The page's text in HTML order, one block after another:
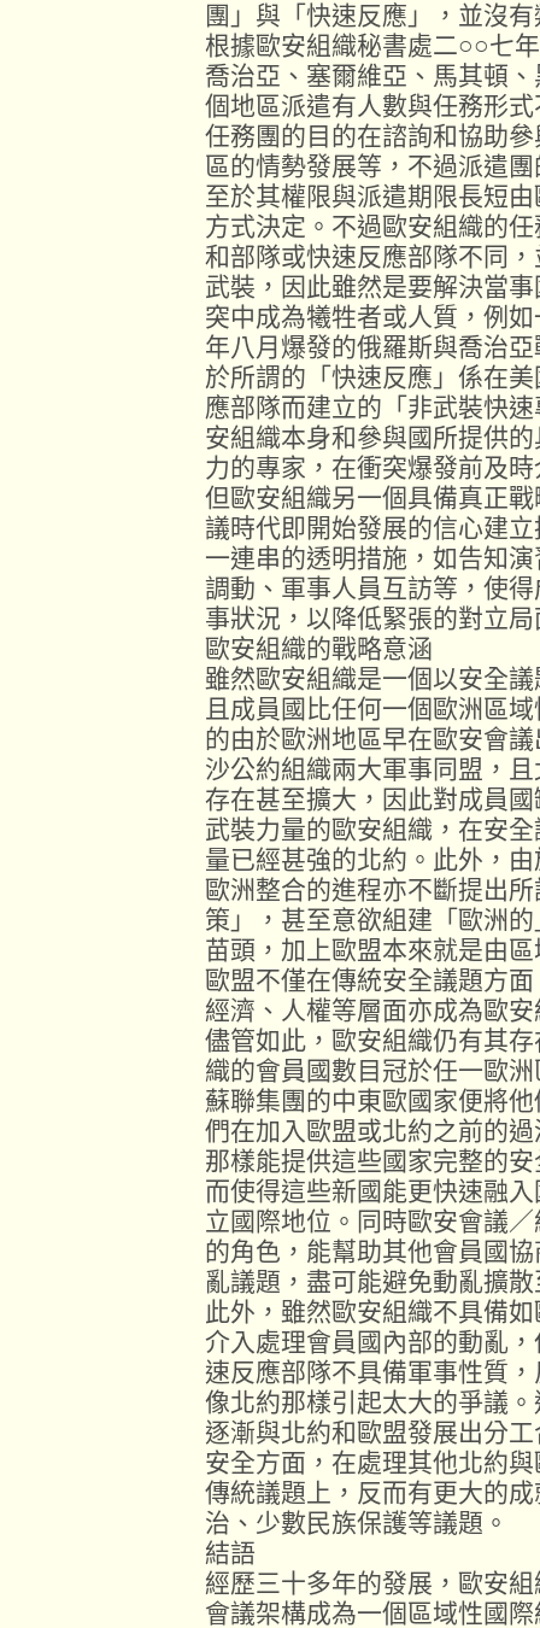
團」與「快速反應」，並沒
根據歐安組織秘書處二○○七
喬治亞、塞爾維亞、馬其頓
個地區派遣有人數與任務形
任務團的目的在諮詢和協助
區的情勢發展等，不過派遣
至於其權限與派遣期限長短
方式決定。不過歐安組織的
和部隊或快速反應部隊不同
武裝，因此雖然是要解決當
突中成為犧牲者或人質，例
年八月爆發的俄羅斯與喬治
於所謂的「快速反應」係在
應部隊而建立的「非武裝快
安組織本身和參與國所提供
力的專家，在衝突爆發前及
但歐安組織另一個具備真正
議時代即開始發展的信心建
一連串的透明措施，如告知
調動、軍事人員互訪等，使
事狀況，以降低緊張的對立局
歐安組織的戰略意涵
雖然歐安組織是一個以安全
且成員國比任何一個歐洲區
的由於歐洲地區早在歐安會
沙公約組織兩大軍事同盟，
存在甚至擴大，因此對成員
武裝力量的歐安組織，在安
量已經甚強的北約。此外，
歐洲整合的進程亦不斷提出
策」，甚至意欲組建「歐洲
苗頭，加上歐盟本來就是由
歐盟不僅在傳統安全議題方
經濟、人權等層面亦成為歐
儘管如此，歐安組織仍有其
織的會員國數目冠於任一歐
蘇聯集團的中東歐國家便將
們在加入歐盟或北約之前的
那樣能提供這些國家完整的
而使得這些新國能更快速融
立國際地位。同時歐安會議
的角色，能幫助其他會員國
亂議題，盡可能避免動亂擴
此外，雖然歐安組織不具備
介入處理會員國內部的動亂
速反應部隊不具備軍事性質
像北約那樣引起太大的爭議
逐漸與北約和歐盟發展出分
安全方面，在處理其他北約
傳統議題上，反而有更大的
治、少數民族保護等議題。
結語
經歷三十多年的發展，歐安
會議架構成為一個區域性國